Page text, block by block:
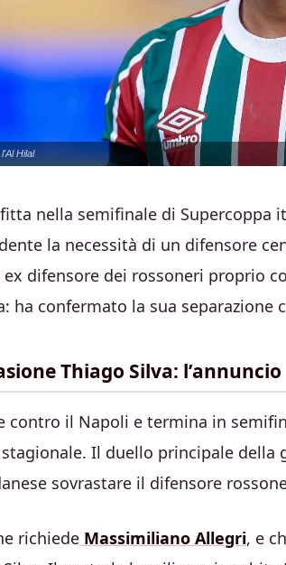
Hilal
nella semifinale di Supercoppa
la necessità di un difensore
ex difensore dei rossoneri proprio
ha confermato la sua separazione
Thiago Silva: l’annuncio
contro il Napoli e termina in
Il duello principale della
sovrastare il difensore
richiede Massimiliano Allegri, e